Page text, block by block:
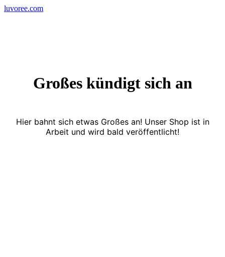
Skip
luvoree.com
Großes kündigt sich an
Hier bahnt sich etwas Großes an! Unser Shop ist in
Arbeit und wird bald veröffentlicht!